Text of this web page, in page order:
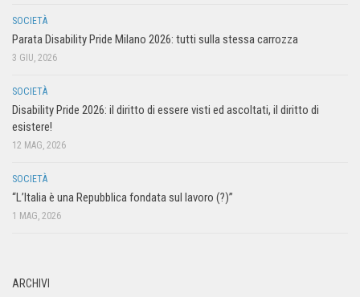
SOCIETÀ
Parata Disability Pride Milano 2026: tutti sulla stessa carrozza
3 GIU, 2026
SOCIETÀ
Disability Pride 2026: il diritto di essere visti ed ascoltati, il diritto di
esistere!
12 MAG, 2026
SOCIETÀ
“L’Italia è una Repubblica fondata sul lavoro (?)”
1 MAG, 2026
ARCHIVI